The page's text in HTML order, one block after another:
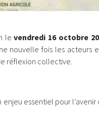
levendredi 16 octobre
nouvelle fois les acteurs
réflexion collective.
essentiel pour